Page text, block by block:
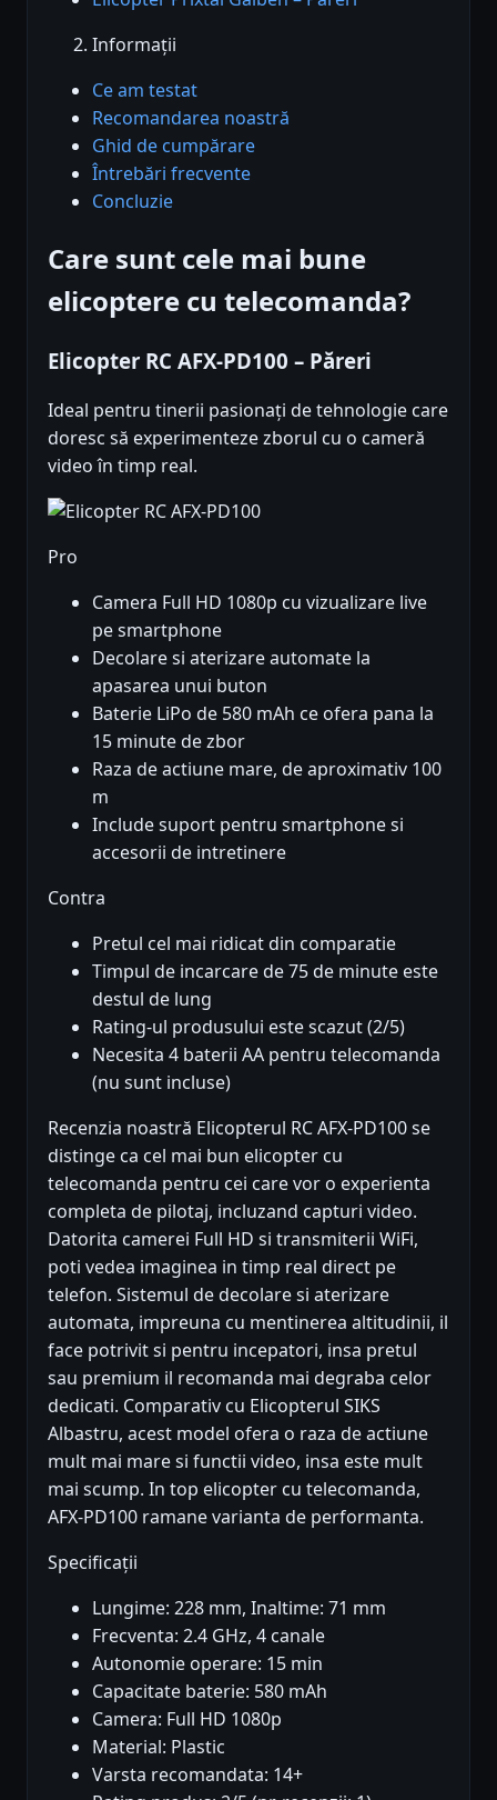
Informații
Ce am testat
Recomandarea noastră
Ghid de cumpărare
Întrebări frecvente
Concluzie
Care sunt cele mai bune
elicoptere cu telecomanda?
Elicopter RC AFX-PD100 – Păreri
Ideal pentru tinerii pasionați de tehnologie care
doresc să experimenteze zborul cu o cameră
video în timp real.
Pro
Camera Full HD 1080p cu vizualizare live
pe smartphone
Decolare si aterizare automate la
apasarea unui buton
Baterie LiPo de 580 mAh ce ofera pana la
15 minute de zbor
Raza de actiune mare, de aproximativ 100
m
Include suport pentru smartphone si
accesorii de intretinere
Contra
Pretul cel mai ridicat din comparatie
Timpul de incarcare de 75 de minute este
destul de lung
Rating-ul produsului este scazut (2/5)
Necesita 4 baterii AA pentru telecomanda
(nu sunt incluse)
Recenzia noastră Elicopterul RC AFX-PD100 se
distinge ca cel mai bun elicopter cu
telecomanda pentru cei care vor o experienta
completa de pilotaj, incluzand capturi video.
Datorita camerei Full HD si transmiterii WiFi,
poti vedea imaginea in timp real direct pe
telefon. Sistemul de decolare si aterizare
automata, impreuna cu mentinerea altitudinii, il
face potrivit si pentru incepatori, insa pretul
sau premium il recomanda mai degraba celor
dedicati. Comparativ cu Elicopterul SIKS
Albastru, acest model ofera o raza de actiune
mult mai mare si functii video, insa este mult
mai scump. In top elicopter cu telecomanda,
AFX-PD100 ramane varianta de performanta.
Specificații
Lungime: 228 mm, Inaltime: 71 mm
Frecventa: 2.4 GHz, 4 canale
Autonomie operare: 15 min
Capacitate baterie: 580 mAh
Camera: Full HD 1080p
Material: Plastic
Varsta recomandata: 14+